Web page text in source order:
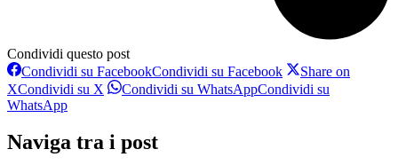
Condividi questo post
Condividi su FacebookCondividi su Facebook
Share on
XCondividi su X Condividi su WhatsAppCondividi su
WhatsApp
Naviga tra i post